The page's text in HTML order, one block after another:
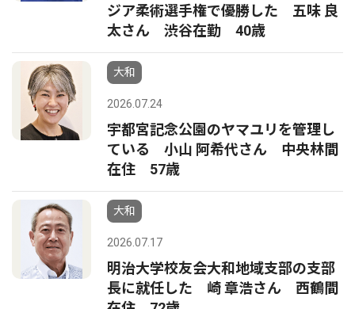
ジア柔術選手権で優勝した 五味 良
太さん 渋谷在勤 40歳
大和
2026.07.24
宇都宮記念公園のヤマユリを管理し
ている 小山 阿希代さん 中央林間
在住 57歳
大和
2026.07.17
明治大学校友会大和地域支部の支部
長に就任した 崎 章浩さん 西鶴間